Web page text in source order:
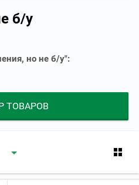
б/у
но не б/у":
ТОВАРОВ